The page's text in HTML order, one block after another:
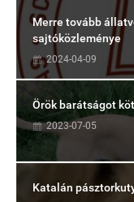
Merre tovább
sajtóközleménye
2024-04-09
Örök barátságot
2023-07-05
Katalán